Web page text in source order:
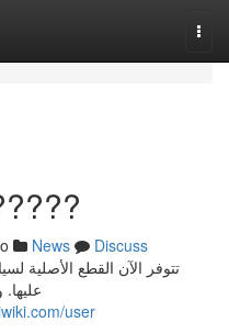
مُصَنّعة
News
Discuss
تتوفر الآن القطع الأصلية
user